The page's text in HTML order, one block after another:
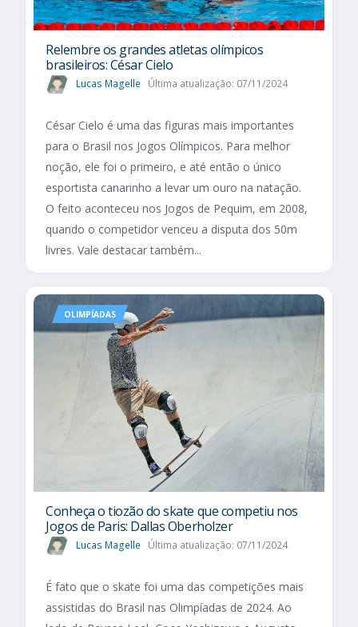
Relembre os grandes atletas olímpicos
brasileiros: César Cielo
Lucas Magelle Última atualização: 07/11/2024
César Cielo é uma das figuras mais importantes
para o Brasil nos Jogos Olímpicos. Para melhor
noção, ele foi o primeiro, e até então o único
esportista canarinho a levar um ouro na natação.
O feito aconteceu nos Jogos de Pequim, em 2008,
quando o competidor venceu a disputa dos 50m
livres. Vale destacar também...
OLIMPÍADAS
Conheça o tiozão do skate que competiu nos
Jogos de Paris: Dallas Oberholzer
Lucas Magelle Última atualização: 07/11/2024
É fato que o skate foi uma das competições mais
assistidas do Brasil nas Olimpíadas de 2024. Ao